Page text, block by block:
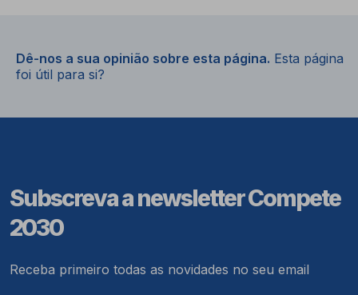
Dê-nos a sua opinião sobre esta página. Esta página
foi útil para si?
Subscreva a newsletter Compete
2030
Receba primeiro todas as novidades no seu email